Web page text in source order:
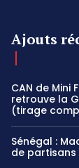
Ajouts
CAN de Mini
retrouve la
(tirage
Sénégal :
de